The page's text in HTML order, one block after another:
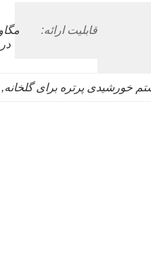
قابلیت ارائه:
خورشیدی پرتره برای گلخانه,